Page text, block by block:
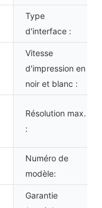
Type
d'interface :
Vitesse
d'impression en
noir et blanc :
Résolution max.
:
Numéro de
modèle:
Garantie